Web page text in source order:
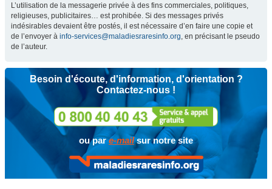
L’utilisation de la messagerie privée à des fins commerciales, politiques,
religieuses, publicitaires… est prohibée. Si des messages privés
indésirables devaient être postés, il est nécessaire d’en faire une copie et
de l’envoyer à info-services@maladiesraresinfo.org, en précisant le pseudo
de l’auteur.
Besoin d'écoute, d'information, d'orientation ?
Contactez-nous !
ou pare-mailsur notre site